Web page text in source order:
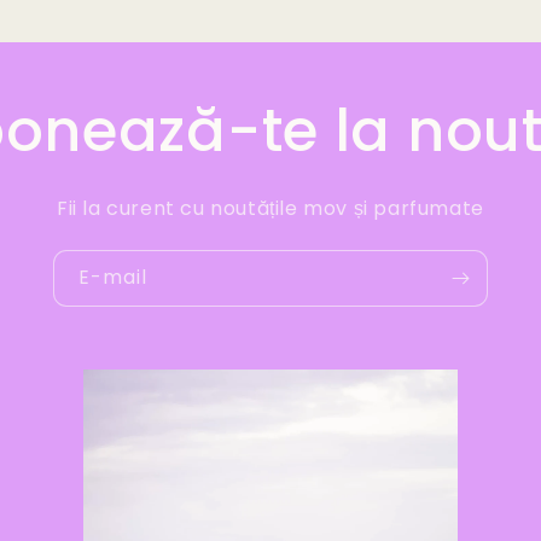
te la
Fii la curent cu noutățile mov și parfumate
E-mail